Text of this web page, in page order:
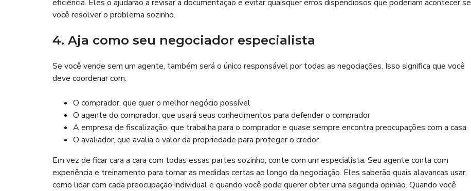
eficiência. Eles o ajudarão a revisar a documentação e evitar quaisquer erros dispendiosos que poderiam acontecer se
você resolver o problema sozinho.
4. Aja como seu negociador especialista
Se você vende sem um agente, também será o único responsável por todas as negociações. Isso significa que você
deve coordenar com:
O comprador, que quer o melhor negócio possível
O agente do comprador, que usará seus conhecimentos para defender o comprador
A empresa de fiscalização, que trabalha para o comprador e quase sempre encontra preocupações com a casa
O avaliador, que avalia o valor da propriedade para proteger o credor
Em vez de ficar cara a cara com todas essas partes sozinho, conte com um especialista. Seu agente conta com
experiência e treinamento para tomar as medidas certas ao longo da negociação. Eles saberão quais alavancas usar,
como lidar com cada preocupação individual e quando você pode querer obter uma segunda opinião. Quando você